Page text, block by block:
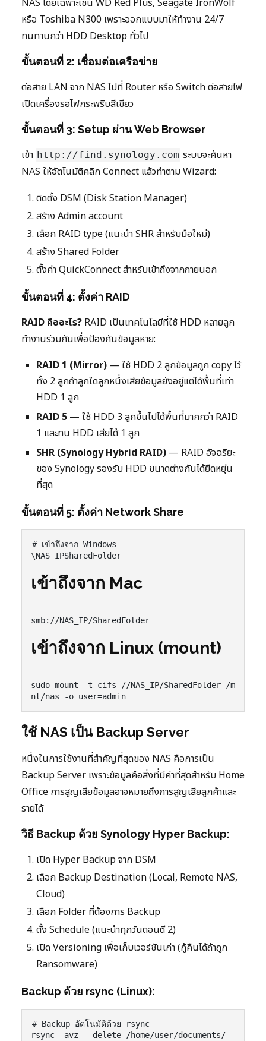
NAS โดยเฉพาะเช่น WD Red Plus, Seagate IronWolf
หรือ Toshiba N300 เพราะออกแบบมาให้ทำงาน 24/7
ทนทานกว่า HDD Desktop ทั่วไป
ขั้นตอนที่ 2: เชื่อมต่อเครือข่าย
ต่อสาย LAN จาก NAS ไปที่ Router หรือ Switch ต่อสายไฟ
เปิดเครื่องรอไฟกระพริบสีเขียว
ขั้นตอนที่ 3: Setup ผ่าน Web Browser
เข้า http://find.synology.com ระบบจะค้นหา
NAS ให้อัตโนมัติคลิก Connect แล้วทำตาม Wizard:
ติดตั้ง DSM (Disk Station Manager)
สร้าง Admin account
เลือก RAID type (แนะนำ SHR สำหรับมือใหม่)
สร้าง Shared Folder
ตั้งค่า QuickConnect สำหรับเข้าถึงจากภายนอก
ขั้นตอนที่ 4: ตั้งค่า RAID
RAID คืออะไร? RAID เป็นเทคโนโลยีที่ใช้ HDD หลายลูก
ทำงานร่วมกันเพื่อป้องกันข้อมูลหาย:
RAID 1 (Mirror) — ใช้ HDD 2 ลูกข้อมูลถูก copy ไว้
ทั้ง 2 ลูกถ้าลูกใดลูกหนึ่งเสียข้อมูลยังอยู่แต่ได้พื้นที่เท่า
HDD 1 ลูก
RAID 5 — ใช้ HDD 3 ลูกขึ้นไปได้พื้นที่มากกว่า RAID
1 และทน HDD เสียได้ 1 ลูก
SHR (Synology Hybrid RAID) — RAID อัจฉริยะ
ของ Synology รองรับ HDD ขนาดต่างกันได้ยืดหยุ่น
ที่สุด
ขั้นตอนที่ 5: ตั้งค่า Network Share
# เข้าถึงจาก Windows
\NAS_IPSharedFolder
เข้าถึงจาก Mac
smb://NAS_IP/SharedFolder
เข้าถึงจาก Linux (mount)
sudo mount -t cifs //NAS_IP/SharedFolder /m
nt/nas -o user=admin
ใช้ NAS เป็น Backup Server
หนึ่งในการใช้งานที่สำคัญที่สุดของ NAS คือการเป็น
Backup Server เพราะข้อมูลคือสิ่งที่มีค่าที่สุดสำหรับ Home
Office การสูญเสียข้อมูลอาจหมายถึงการสูญเสียลูกค้าและ
รายได้
วิธี Backup ด้วย Synology Hyper Backup:
เปิด Hyper Backup จาก DSM
เลือก Backup Destination (Local, Remote NAS,
Cloud)
เลือก Folder ที่ต้องการ Backup
ตั้ง Schedule (แนะนำทุกวันตอนตี 2)
เปิด Versioning เพื่อเก็บเวอร์ชันเก่า (กู้คืนได้ถ้าถูก
Ransomware)
Backup ด้วย rsync (Linux):
# Backup อัตโนมัติด้วย rsync
rsync -avz --delete /home/user/documents/